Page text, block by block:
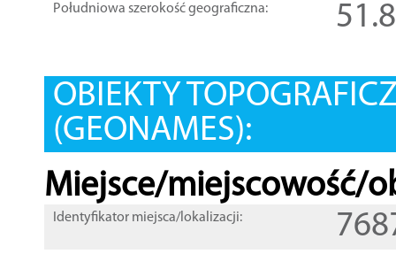
Południowa szerokość geograficzna:
OBIEKTY
(GEONAMES):
Miejsce/miejscowość/
Identyfikator miejsca/lokalizacji: